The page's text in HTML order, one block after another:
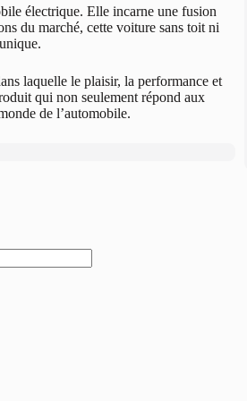
électrique. Elle incarne une fusion
du marché, cette voiture sans toit ni
laquelle le plaisir, la performance et
qui non seulement répond aux
de l’automobile.